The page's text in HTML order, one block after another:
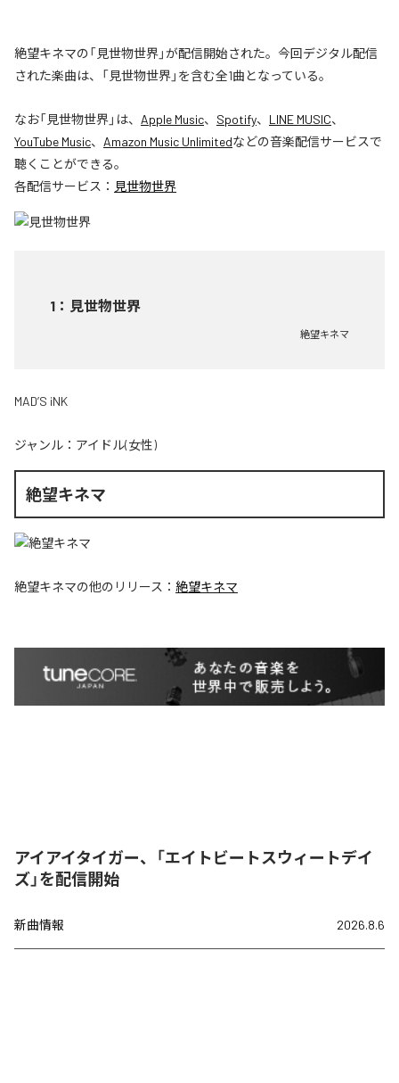
絶望キネマの「見世物世界」が配信開始された。今回デジタル配信
された楽曲は、「見世物世界」を含む全1曲となっている。
なお「見世物世界」は、 Apple Music、 Spotify、 LINE MUSIC、
YouTube Music、 Amazon Music Unlimitedなどの音楽配信サービスで
聴くことができる。
各配信サービス： 見世物世界
1 ： 見世物世界
絶望キネマ
MAD’S iNK
ジャンル： アイドル(女性)
絶望キネマ
絶望キネマの他のリリース： 絶望キネマ
アイアイタイガー、「エイトビートスウィートデイ
ズ」を配信開始
新曲情報 2026.8.6